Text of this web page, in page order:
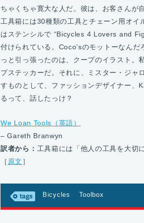
ちゃくちゃ寛大な人だ。彼は、お客さんが
工具箱には30種類の工具とチェーン用オイ
はステンシルで “Bicycles 4 Lovers and
付けられている。Coco’sのモットーなん
っと引っ張ったのは、クープのイラスト
プステッカーだ。それに、ミスター・ジャ
すものとして、ファッションデザイナー、
るって、話したっけ？
We Loan Tools（英語）
– Gareth Branwyn
訳者から： 工具箱には「他人の工具を大切
［ 原文 ］
Bicycles Toolbox